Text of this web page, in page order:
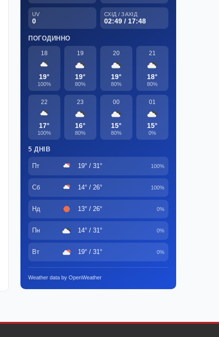
UV
0
СХІД / ЗАХІД
02:49 / 17:48
ПОГОДИННО
18
19°
100%
19
19°
80%
20
19°
80%
21
18°
80%
22
17°
100%
23
16°
80%
00
15°
80%
01
15°
0%
5 ДНІВ
Пт 19° / 31° 100%
Сб 14° / 26° 100%
Нд 13° / 26° 0%
Пн 14° / 31° 0%
Вт 19° / 31° 0%
Weather data by OpenWeather